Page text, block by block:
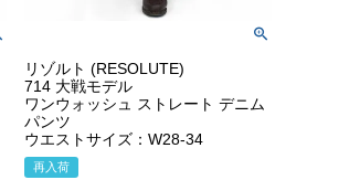
リゾルト (RESOLUTE)
714 大戦モデル
ワンウォッシュ ストレート デニム
パンツ
ウエストサイズ：W28-34
再入荷